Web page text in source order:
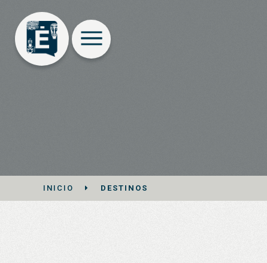
INICIO DESTINOS